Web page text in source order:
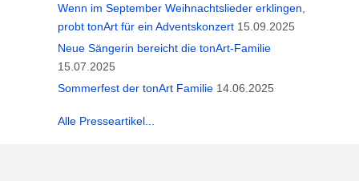
Wenn im September Weihnachtslieder erklingen,
probt tonArt für ein Adventskonzert 15.09.2025
Neue Sängerin bereicht die tonArt-Familie
15.07.2025
Sommerfest der tonArt Familie 14.06.2025
Alle Presseartikel...